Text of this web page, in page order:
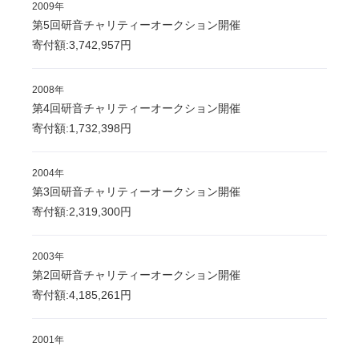
2009年
第5回研音チャリティーオークション開催
寄付額:3,742,957円
2008年
第4回研音チャリティーオークション開催
寄付額:1,732,398円
2004年
第3回研音チャリティーオークション開催
寄付額:2,319,300円
2003年
第2回研音チャリティーオークション開催
寄付額:4,185,261円
2001年